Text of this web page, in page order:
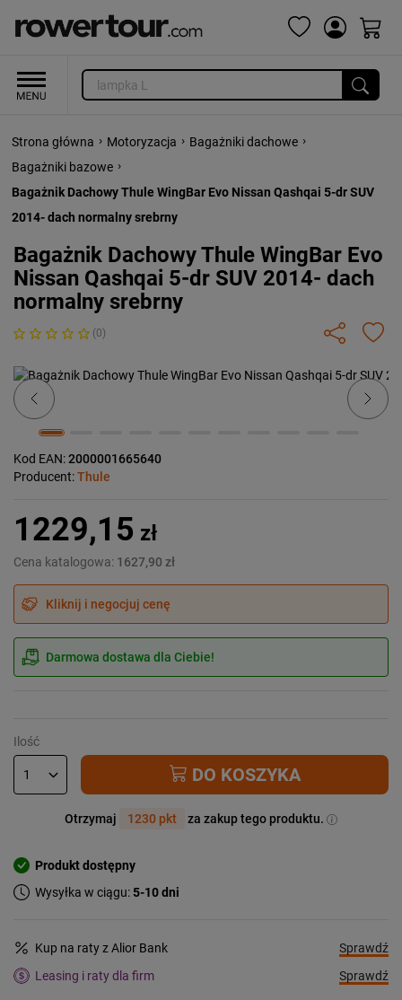
Strona główna › Motoryzacja › Bagażniki dachowe ›
Bagażniki bazowe ›
Bagażnik Dachowy Thule WingBar Evo Nissan Qashqai 5-dr SUV
2014- dach normalny srebrny
Bagażnik Dachowy Thule WingBar Evo
Nissan Qashqai 5-dr SUV 2014- dach
normalny srebrny
(0)
Previous Next
Kod EAN:2000001665640
Producent:Thule
1229,15 zł
Cena katalogowa: 1627,90 zł
Kliknij i negocjuj cenę
Darmowa dostawa dla Ciebie!
Ilość
DO KOSZYKA
Otrzymaj 1230 pkt za zakup tego produktu.
Produkt dostępny
Wysyłka w ciągu:5-10 dni
Kup na raty z Alior Bank
Sprawdź
Leasing i raty dla firm
Sprawdź